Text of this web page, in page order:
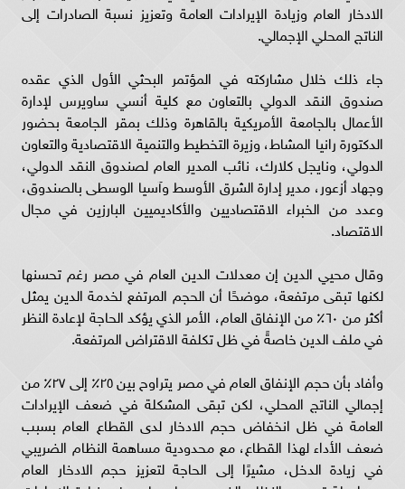
الادخار العام وزيادة الإيرادات العامة وتعزيز نسبة الصادرات إلى
الناتج المحلي الإجمالي.
جاء ذلك خلال مشاركته في المؤتمر البحثي الأول الذي عقده
صندوق النقد الدولي بالتعاون مع كلية أنسي ساويرس لإدارة
الأعمال بالجامعة الأمريكية بالقاهرة وذلك بمقر الجامعة بحضور
الدكتورة رانيا المشاط، وزيرة التخطيط والتنمية الاقتصادية والتعاون
الدولي، ونايجل كلارك، نائب المدير العام لصندوق النقد الدولي،
وجهاد أزعور، مدير إدارة الشرق الأوسط وآسيا الوسطى بالصندوق،
وعدد من الخبراء الاقتصاديين والأكاديميين البارزين في مجال
الاقتصاد.
وقال محيي الدين إن معدلات الدين العام في مصر رغم تحسنها
لكنها تبقى مرتفعة، موضحًا أن الحجم المرتفع لخدمة الدين يمثل
أكثر من ٦٠٪؜ من الإنفاق العام، الأمر الذي يؤكد الحاجة لإعادة النظر
في ملف الدين خاصةً في ظل تكلفة الاقتراض المرتفعة.
وأفاد بأن حجم الإنفاق العام في مصر يتراوح بين ٢٥٪؜ إلى ٢٧٪؜ من
إجمالي الناتج المحلي، لكن تبقى المشكلة في ضعف الإيرادات
العامة في ظل انخفاض حجم الادخار لدى القطاع العام بسبب
ضعف الأداء لهذا القطاع، مع محدودية مساهمة النظام الضريبي
في زيادة الدخل، مشيرًا إلى الحاجة لتعزيز حجم الادخار العام